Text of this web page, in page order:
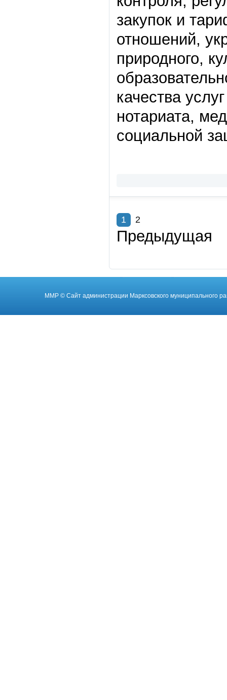
закупок и
отношений,
природного,
качества
нотариата,
социальной
1 2
Предыдущая
ММР © Cайт администрации Марксовского муниципального